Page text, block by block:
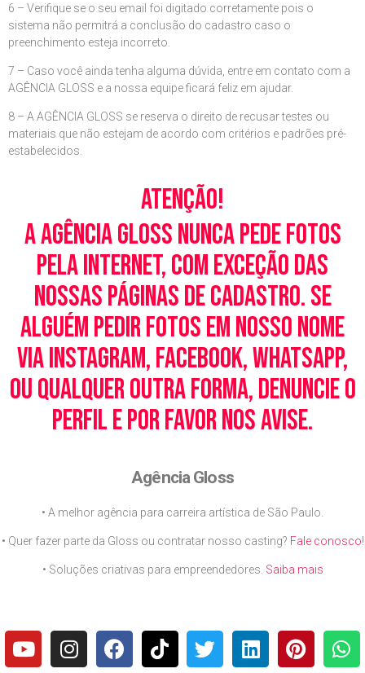
6 – Verifique se o seu email foi digitado corretamente pois o
sistema não permitrá a conclusão do cadastro caso o
preenchimento esteja incorreto.
7 – Caso você ainda tenha alguma dúvida, entre em contato com a
AGÊNCIA GLOSS e a nossa equipe ficará feliz em ajudar.
8 – A AGÊNCIA GLOSS se reserva o direito de recusar testes ou
materiais que não estejam de acordo com critérios e padrões pré-
estabelecidos.
Atenção!
A Agência Gloss nunca pede fotos
pela Internet, com exceção das
nossas páginas de cadastro. Se
alguém pedir fotos em nosso nome
via Instagram, Facebook, WhatsApp,
ou qualquer outra forma, denuncie o
perfil e por favor nos avise.
Agência Gloss
• A melhor agência para carreira artística de São Paulo.
• Quer fazer parte da Gloss ou contratar nosso casting? Fale conosco!
• Soluções criativas para empreendedores. Saiba mais